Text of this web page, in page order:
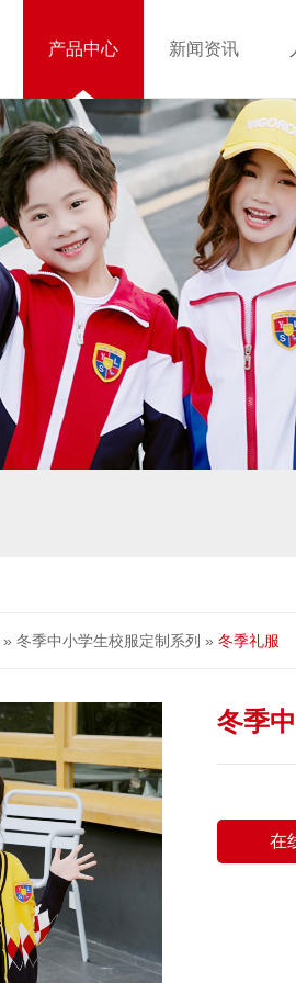
产品中心 新闻资讯
» 冬季中小学生校服定制系列 » 冬季礼服
冬季
在